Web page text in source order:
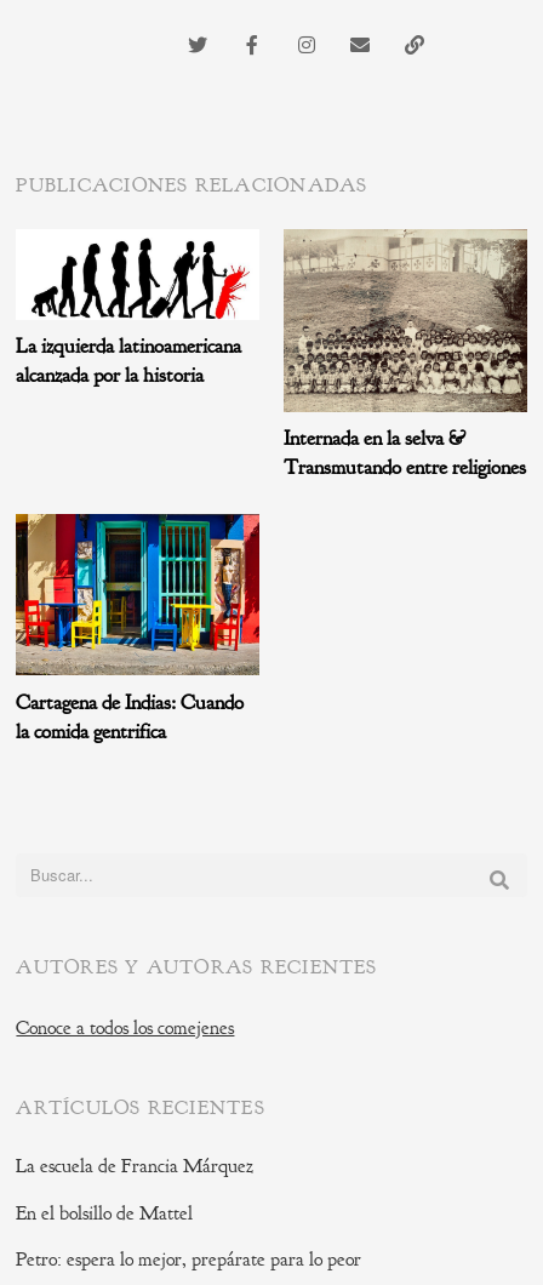
PUBLICACIONES RELACIONADAS
La izquierda latinoamericana
alcanzada por la historia
Internada en la selva &
Transmutando entre religiones
Cartagena de Indias: Cuando
la comida gentrifica
Buscar:
AUTORES Y AUTORAS RECIENTES
Conoce a todos los comejenes
ARTÍCULOS RECIENTES
La escuela de Francia Márquez
En el bolsillo de Mattel
Petro: espera lo mejor, prepárate para lo peor